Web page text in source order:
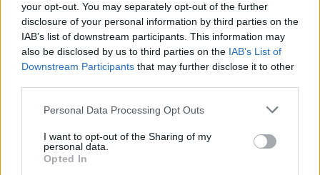
your opt-out. You may separately opt-out of the further
disclosure of your personal information by third parties on the
IAB’s list of downstream participants. This information may
also be disclosed by us to third parties on the IAB’s List of
Downstream Participants that may further disclose it to other
Please note that this website/app uses one or more Google
not limited to your visit or usage behaviour. You may click to
grant or deny consent to Google and its third-party tags to
use your data for below specified purposes in below Google
Personal Data Processing Opt Outs
I want to opt-out of the Sharing of my
personal data.
Opted In